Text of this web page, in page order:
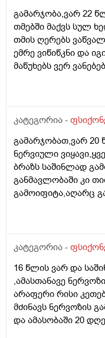
ფსიქონევროლოგი
იქნებ როგორმე
გამარჯობა,ვარ 22
თმებში მაქვს სულ
თმის ღერებს
ემრე ვიწიწკნი და
მაწუხებს ვერ
დამეხმარება?:( თუ
რომ მივიღო რამეს
კატეგორია -
გამარჯობათ,ვარ 20
ნერვიული
ბრაზს საშინლად
განმავლობაში კი
გამოიფიტა,აღარც
როგორც დადებით
უემოციო გავხდი
ადამიანებთან
ადამიანებთან
თუ ვურთიერთობ ეს
სიტყვებით
კატეგორია -
16 წლის ვარ და
,ამასთანავე
არაფერი რისი
მძინავს ნერვოზის
და ამასობაში 20